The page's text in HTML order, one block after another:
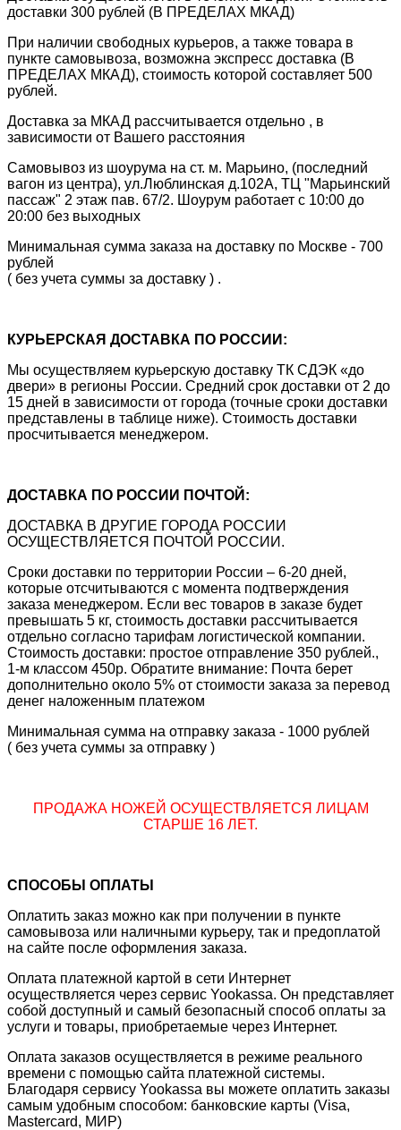
доставки 300 рублей (В ПРЕДЕЛАХ МКАД)
При наличии свободных курьеров, а также товара в
пункте самовывоза, возможна экспресс доставка (В
ПРЕДЕЛАХ МКАД), стоимость которой составляет 500
рублей.
Доставка за МКАД рассчитывается отдельно , в
зависимости от Вашего расстояния
Самовывоз из шоурума на ст. м. Марьино, (последний
вагон из центра), ул.Люблинская д.102А, ТЦ "Марьинский
пассаж" 2 этаж пав. 67/2. Шоурум работает с 10:00 до
20:00 без выходных
Минимальная сумма заказа на доставку по Москве - 700
рублей
( без учета суммы за доставку ) .
КУРЬЕРСКАЯ ДОСТАВКА ПО РОССИИ:
Мы осуществляем курьерскую доставку ТК СДЭК «до
двери» в регионы России. Средний срок доставки от 2 до
15 дней в зависимости от города (точные сроки доставки
представлены в таблице ниже). Стоимость доставки
просчитывается менеджером.
ДОСТАВКА ПО РОССИИ ПОЧТОЙ:
ДОСТАВКА В ДРУГИЕ ГОРОДА РОССИИ
ОСУЩЕСТВЛЯЕТСЯ ПОЧТОЙ РОССИИ.
Сроки доставки по территории России – 6-20 дней,
которые отсчитываются с момента подтверждения
заказа менеджером. Если вес товаров в заказе будет
превышать 5 кг, стоимость доставки рассчитывается
отдельно согласно тарифам логистической компании.
Стоимость доставки: простое отправление 350 рублей.,
1-м классом 450р. Обратите внимание: Почта берет
дополнительно около 5% от стоимости заказа за перевод
денег наложенным платежом
Минимальная сумма на отправку заказа - 1000 рублей
( без учета суммы за отправку )
ПРОДАЖА НОЖЕЙ ОСУЩЕСТВЛЯЕТСЯ ЛИЦАМ
СТАРШЕ 16 ЛЕТ.
СПОСОБЫ ОПЛАТЫ
Оплатить заказ можно как при получении в пункте
самовывоза или наличными курьеру, так и предоплатой
на сайте после оформления заказа.
Оплата платежной картой в сети Интернет
осуществляется через сервис Yookassa. Он представляет
собой доступный и самый безопасный способ оплаты за
услуги и товары, приобретаемые через Интернет.
Оплата заказов осуществляется в режиме реального
времени с помощью сайта платежной системы.
Благодаря сервису Yookassa вы можете оплатить заказы
самым удобным способом: банковские карты (Visa,
Mastercard, МИР)